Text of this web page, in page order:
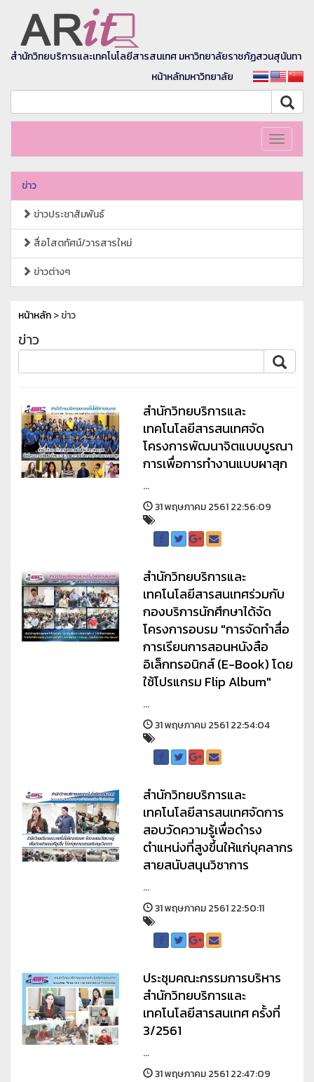
สำนักวิทยบริการและเทคโนโลยีสารสนเทศ มหาวิทยาลัยราชภัฏสวนสุนันทา
หน้าหลักมหาวิทยาลัย
Toggle
ข่าว
ข่าวประชาสัมพันธ์
สื่อโสตทัศน์/วารสารใหม่
ข่าวต่างๆ
หน้าหลัก> ข่าว
ข่าว
สำนักวิทยบริการและ
เทคโนโลยีสารสนเทศจัด
โครงการพัฒนาจิตแบบบูรณา
การเพื่อการทำงานแบบผาสุก
...
31 พฤษภาคม 2561 22:56:09
สำนักวิทยบริการและ
เทคโนโลยีสารสนเทศร่วมกับ
กองบริการนักศึกษาได้จัด
โครงการอบรม "การจัดทำสื่อ
การเรียนการสอนหนังสือ
อิเล็กทรอนิกส์ (E-Book) โดย
ใช้โปรแกรม Flip Album"
...
31 พฤษภาคม 2561 22:54:04
สำนักวิทยบริการและ
เทคโนโลยีสารสนเทศจัดการ
สอบวัดความรู้เพื่อดำรง
ตำแหน่งที่สูงขึ้นให้แก่บุคลากร
สายสนับสนุนวิชาการ
...
31 พฤษภาคม 2561 22:50:11
ประชุมคณะกรรมการบริหาร
สำนักวิทยบริการและ
เทคโนโลยีสารสนเทศ ครั้งที่
3/2561
...
31 พฤษภาคม 2561 22:47:09